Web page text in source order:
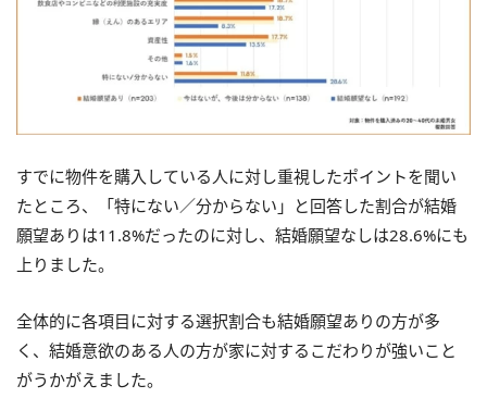
すでに物件を購入している人に対し重視したポイントを聞い
たところ、「特にない／分からない」と回答した割合が結婚
願望ありは11.8%だったのに対し、結婚願望なしは28.6%にも
上りました。
全体的に各項目に対する選択割合も結婚願望ありの方が多
く、結婚意欲のある人の方が家に対するこだわりが強いこと
がうかがえました。